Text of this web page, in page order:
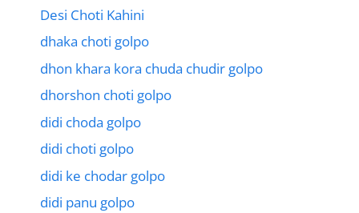
Desi Choti Kahini
dhaka choti golpo
dhon khara kora chuda chudir golpo
dhorshon choti golpo
didi choda golpo
didi choti golpo
didi ke chodar golpo
didi panu golpo